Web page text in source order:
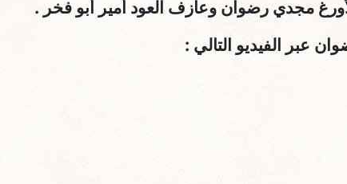
مجدي رضوان وعازف العود أمير أبو فخر .
عبر الفيديو التالي :